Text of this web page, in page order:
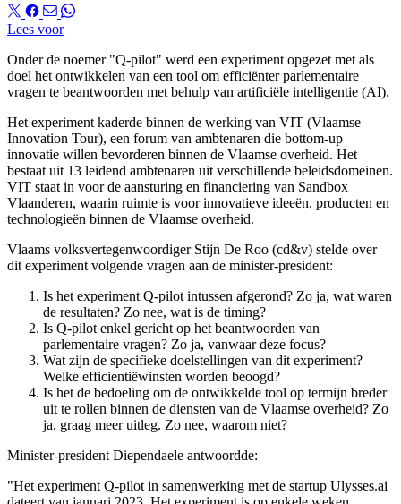
Lees voor
Onder de noemer "Q-pilot" werd een experiment opgezet met als
doel het ontwikkelen van een tool om efficiënter parlementaire
vragen te beantwoorden met behulp van artificiële intelligentie (AI).
Het experiment kaderde binnen de werking van VIT (Vlaamse
Innovation Tour), een forum van ambtenaren die bottom-up
innovatie willen bevorderen binnen de Vlaamse overheid. Het
bestaat uit 13 leidend ambtenaren uit verschillende beleidsdomeinen.
VIT staat in voor de aansturing en financiering van Sandbox
Vlaanderen, waarin ruimte is voor innovatieve ideeën, producten en
technologieën binnen de Vlaamse overheid.
Vlaams volksvertegenwoordiger Stijn De Roo (cd&v) stelde over
dit experiment volgende vragen aan de minister-president:
Is het experiment Q-pilot intussen afgerond? Zo ja, wat waren
de resultaten? Zo nee, wat is de timing?
Is Q-pilot enkel gericht op het beantwoorden van
parlementaire vragen? Zo ja, vanwaar deze focus?
Wat zijn de specifieke doelstellingen van dit experiment?
Welke efficientiëwinsten worden beoogd?
Is het de bedoeling om de ontwikkelde tool op termijn breder
uit te rollen binnen de diensten van de Vlaamse overheid? Zo
ja, graag meer uitleg. Zo nee, waarom niet?
Minister-president Diependaele antwoordde:
"Het experiment Q-pilot in samenwerking met de startup Ulysses.ai